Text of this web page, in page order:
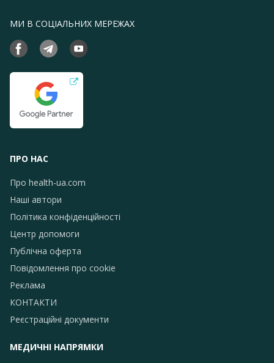
МИ В СОЦІАЛЬНИХ МЕРЕЖАХ
ПРО НАС
Про health-ua.com
Наші автори
Політика конфіденційності
Центр допомоги
Публічна оферта
Повідомлення про сookie
Реклама
КОНТАКТИ
Реєстраційні документи
МЕДИЧНІ НАПРЯМКИ